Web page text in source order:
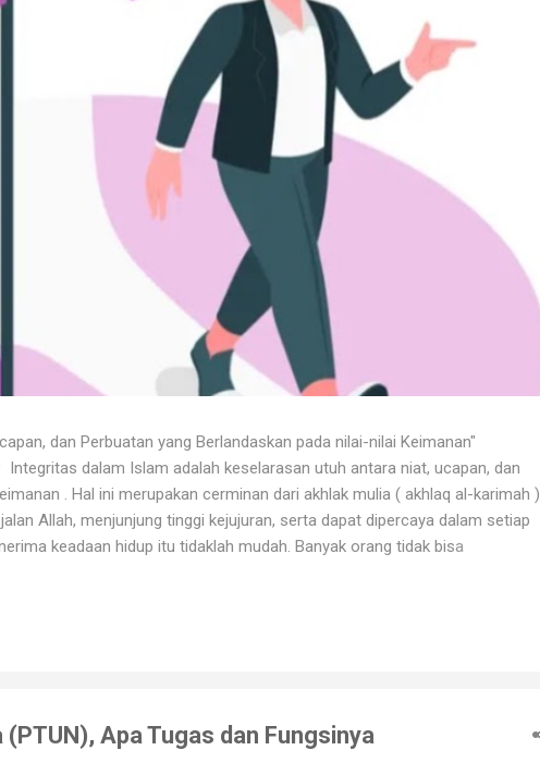
dan Perbuatan yang Berlandaskan pada nilai-nilai Keimanan"
dalam Islam adalah keselarasan utuh antara niat, ucapan, dan
. Hal ini merupakan cerminan dari akhlak mulia ( akhlaq al-karimah )
Allah, menjunjung tinggi kejujuran, serta dapat dipercaya dalam setiap
keadaan hidup itu tidaklah mudah. Banyak orang tidak bisa
dipertahankan sekian lama, dan banyak orang menilainya sebagai orang
landasan penting dalam menjalankan kehidupan. Orang beriman selalu
Apa Tugas dan Fungsinya